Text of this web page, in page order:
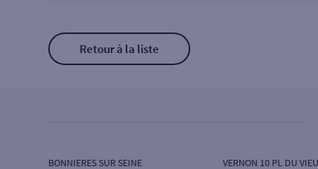
Retour à la liste
BONNIERES SUR SEINE VERNON 10 PL DU